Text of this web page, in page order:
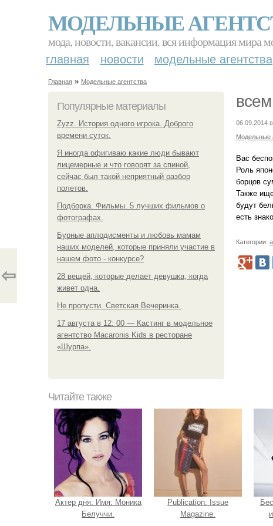
МОДЕЛЬНЫЕ
мода, новости, вакансии. вся информация мира
главная новости модельные агентства
Главная » Модельные агентства
Популярные материалы
Zyzz. История одного игрока. Доброго
времени суток.
Я иногда офигиваю какие люди бывают
лицемерные и что говорят за спиной,
сейчас был такой неприятный разбор
полетов.
Подборка. Фильмы. 5 лучших фильмов о
фотографах.
Бурные аплодисменты и любовь мамам
наших моделей, которые приняли участие в
нашем фото - конкурсе?
28 вещей, которые делает девушка, когда
живет одна.
Не пропусти. Светская Вечеринка.
17 августа в 12: 00 — Кастинг в модельное
агентство Мacaronis Kids в ресторане
«Шурпа».
06.09.2014
Модельные
Вас
Роль
борцов
Также
будут
есть
Категории:
⇦
Читайте также
Актер дня. Имя: Моника
Белуччи.
Publication: Issue
Magazine.